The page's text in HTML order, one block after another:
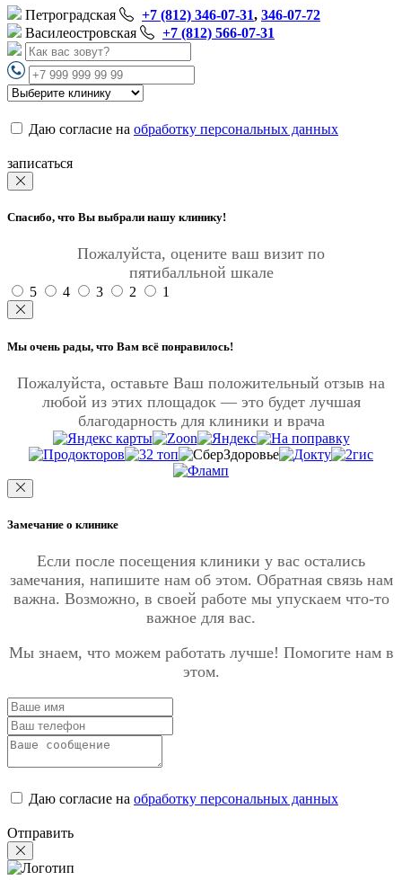
Петроградская +7 (812) 346-07-31, 346-07-72
Василеостровская
+7 (812) 566-07-31
Даю согласие на обработку персональных данных
записаться
Спасибо, что Вы выбрали нашу клинику!
Пожалуйста, оцените ваш визит по
пятибалльной шкале
5 4 3 2 1
Мы очень рады, что Вам всё понравилось!
Пожалуйста, оставьте Ваш положительный отзыв на
любой из этих площадок — это будет лучшая
благодарность для клиники и врача
Замечание о клинике
Если после посещения клиники у вас остались
замечания, напишите нам об этом. Обратная связь нам
важна. Возможно, в своей работе мы упускаем что-то
важное для вас.
Мы знаем, что можем работать лучше! Помогите нам в
этом.
Даю согласие на обработку персональных данных
Отправить